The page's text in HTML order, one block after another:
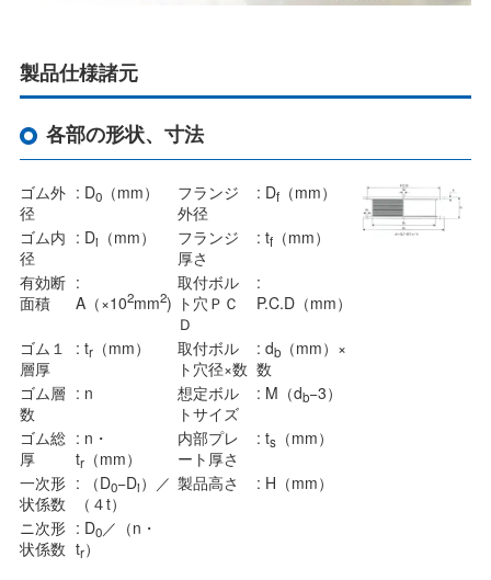
製品仕様諸元
各部の形状、寸法
ゴム外
径
: D0（mm）
フランジ
外径
: Df（mm）
ゴム内
径
: Di （mm）
フランジ
厚さ
: tf（mm）
有効断
面積
:
A（×102mm2)
取付ボル
ト穴ＰＣ
Ｄ
:
P.C.D（mm）
ゴム１
層厚
: tr（mm）
取付ボル
ト穴径×数
: db（mm）×
数
ゴム層
数
: n
想定ボル
トサイズ
: M（db−3）
ゴム総
厚
: n・
tr（mm）
内部プレ
ート厚さ
: ts （mm）
一次形
状係数
: （D0−Di）／
（４t）
製品高さ : H（mm）
ニ次形
状係数
: D0／（n・
tr）